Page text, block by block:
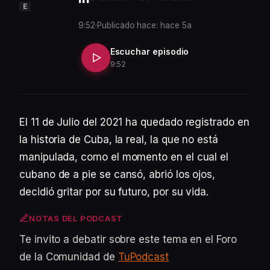
E
9:52·Publicado hace: hace 5a
Escuchar episodio
9:52
El 11 de Julio del 2021 ha quedado registrado en
la historia de Cuba, la real, la que no está
manipulada, como el momento en el cual el
cubano de a pie se cansó, abrió los ojos,
decidió gritar por su futuro, por su vida.
NOTAS DEL PODCAST
Te invito a debatir sobre este tema en el Foro
de la Comunidad de TuPodcast